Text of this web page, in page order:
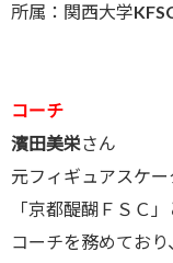
所属：関西大学
コーチ
濱田美栄さん
元フィギュアスケー
「京都醍醐ＦＳＣ
コーチを務めており